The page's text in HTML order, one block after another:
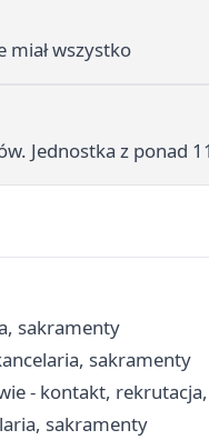
miał wszystko
Jednostka z ponad
sakramenty
sakramenty
- kontakt,
sakramenty